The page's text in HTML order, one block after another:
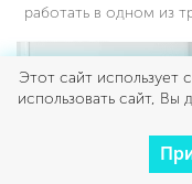
работать в одном из
Этот сайт использует
использовать сайт, Вы